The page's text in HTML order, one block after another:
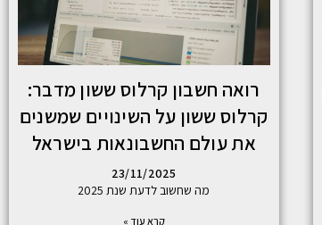
רואה חשבון קרלוס ששון מדבר:
קרלוס ששון על השינויים שמשנים
את עולם החשבונאות בישראל
23/11/2025
מה שחשוב לדעת שנת 2025
קרא עוד »